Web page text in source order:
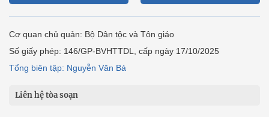
Cơ quan chủ quản: Bộ Dân tộc và Tôn giáo
Số giấy phép: 146/GP-BVHTTDL, cấp ngày 17/10/2025
Tổng biên tập: Nguyễn Văn Bá
Liên hệ tòa soạn